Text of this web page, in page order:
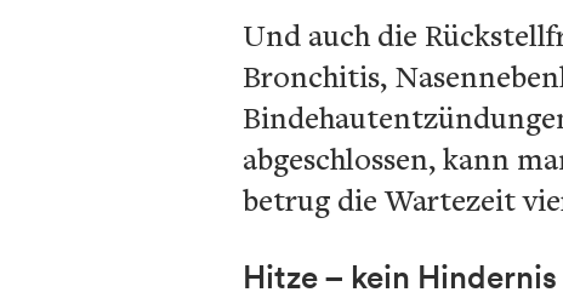
Und auch die
Bronchitis,
abgeschlossen, kann
betrug die Wartezeit
Hitze – kein